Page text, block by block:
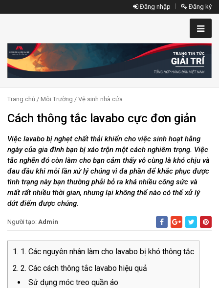
Đăng nhập Đăng ký
Trang chủ / Môi Trường / Vệ sinh nhà cửa
Cách thông tắc lavabo cực đơn giản
Việc lavabo bị nghẹt chất thải khiến cho việc sinh hoạt hằng
ngày của gia đình bạn bị xáo trộn một cách nghiêm trọng. Việc
tắc nghẽn đó còn làm cho bạn cảm thấy vô cùng là khó chịu và
đau đầu khi mỗi lần xử lý chúng vì đa phần để khắc phục được
tình trạng này bạn thường phải bỏ ra khá nhiều công sức và
mất rất nhiều thời gian, nhưng lại không thể nào có thể xử lý
dứt điểm được chúng.
Người tạo: Admin
1. Các nguyên nhân làm cho lavabo bị khó thông tắc
2. Các cách thông tắc lavabo hiệu quả
Sử dụng móc treo quần áo